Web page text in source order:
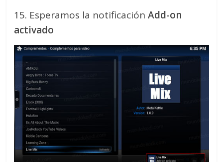
15. Esperamos la notificaciónAdd-on
activado